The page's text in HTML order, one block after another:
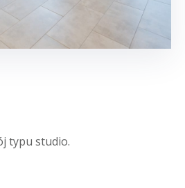
typu studio.